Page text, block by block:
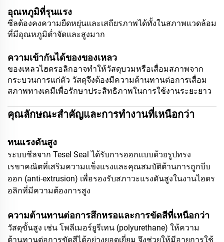
อุณหภูมิที่รุนแรง
ซีลต้องคงความยืดหยุ่นและเสถียรภาพได้ทั้งในสภาพแวดล้อม
ที่มีอุณหภูมิต่ำจัดและสูงมาก
ความเข้ากันได้ของของเหลว
ของเหลวไฮดรอลิกอาจทำให้วัสดุบวมหรือเสื่อมสภาพจาก
กระบวนการแก่ตัว วัสดุจึงต้องมีความต้านทานต่อการเสื่อม
สภาพทางเคมีเพื่อรักษาประสิทธิภาพในการใช้งานระยะยาว
คุณลักษณะสำคัญและการทำงานที่เหนือกว่า
ทนแรงดันสูง
ระบบซีลจาก Tesel Seal ได้รับการออกแบบด้วยรูปทรง
เรขาคณิตที่เสริมความแข็งแรงและคุณสมบัติต้านการถูกบีบ
ออก (anti-extrusion) เพื่อรองรับสภาวะแรงดันสูงในงานไฮดร
อลิกที่มีความต้องการสูง
ความต้านทานต่อการสึกหรอและการขัดสีที่เหนือกว่า
วัสดุขั้นสูง เช่น โพลีเมอร์ยูรีเทน (polyurethane) ให้ความ
ต้านทานต่อการขัดสีได้อย่างยอดเยี่ยม จึงช่วยให้มีอายุการใช้